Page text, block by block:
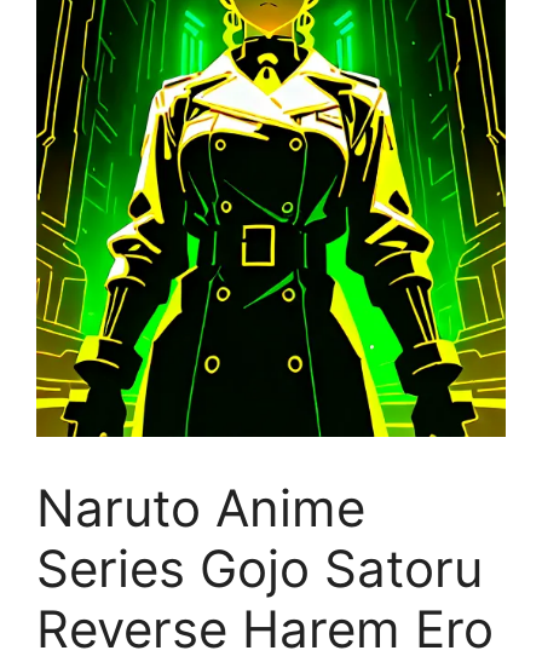
Naruto Anime
Series Gojo Satoru
Reverse Harem Ero